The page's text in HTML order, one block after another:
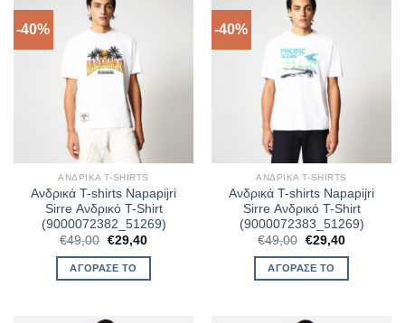
-40%
ΑΝΔΡΙΚΆ T-SHIRTS
Ανδρικά T-shirts Napapijri
Sirre Ανδρικό T-Shirt
(9000072382_51269)
€49,00 Original
was:
€49,00.
€29,40Η
ΑΓΌΡΑΣΈ ΤΟ
-40%
ΑΝΔΡΙΚΆ T-SHIRTS
Ανδρικά T-shirts Napapijri
Sirre Ανδρικό T-Shirt
(9000072383_51269)
€49,00 Original
was:
€49,00.
€29,40Η
ΑΓΌΡΑΣΈ ΤΟ